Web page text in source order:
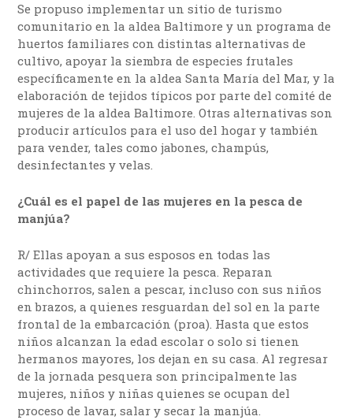
Se propuso implementar un sitio de turismo
comunitario en la aldea Baltimore y un programa de
huertos familiares con distintas alternativas de
cultivo, apoyar la siembra de especies frutales
específicamente en la aldea Santa María del Mar, y la
elaboración de tejidos típicos por parte del comité de
mujeres de la aldea Baltimore. Otras alternativas son
producir artículos para el uso del hogar y también
para vender, tales como jabones, champús,
desinfectantes y velas.
¿Cuál es el papel de las mujeres en la pesca de
manjúa?
R/ Ellas apoyan a sus esposos en todas las
actividades que requiere la pesca. Reparan
chinchorros, salen a pescar, incluso con sus niños
en brazos, a quienes resguardan del sol en la parte
frontal de la embarcación (proa). Hasta que estos
niños alcanzan la edad escolar o solo si tienen
hermanos mayores, los dejan en su casa. Al regresar
de la jornada pesquera son principalmente las
mujeres, niños y niñas quienes se ocupan del
proceso de lavar, salar y secar la manjúa.